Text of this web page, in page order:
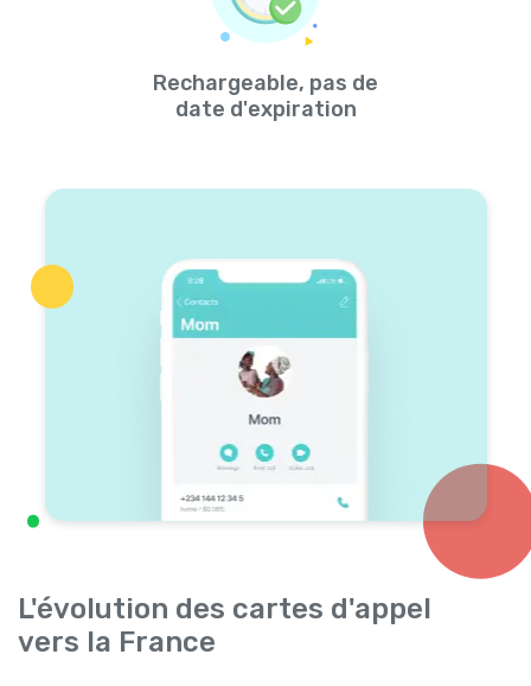
Rechargeable, pas de
date d'expiration
L'évolution des cartes d'appel
vers la France